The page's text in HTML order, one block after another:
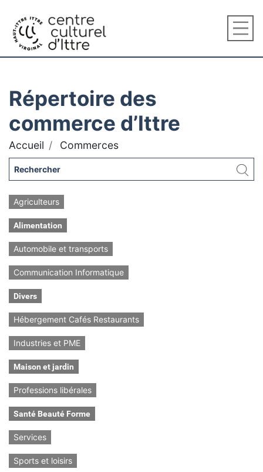
Répertoire des
commerce d’Ittre
Accueil Commerces
Agriculteurs
Alimentation
Automobile et transports
Communication Informatique
Divers
Hébergement Cafés Restaurants
Industries et PME
Maison et jardin
Professions libérales
Santé Beauté Forme
Services
Sports et loisirs